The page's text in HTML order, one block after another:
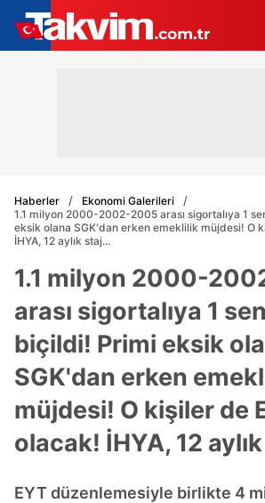
Haberler
Ekonomi Galerileri
1.1 milyon 2000-2002-2005 arası sigortalıya 1
eksik olana SGK'dan erken emeklilik müjdesi! O
İHYA, 12 aylık staj...
1.1 milyon 2000-
arası sigortalıya 1
biçildi! Primi eksik
SGK'dan erken
müjdesi! O kişiler de
olacak! İHYA, 12
EYT düzenlemesiyle birlikte 4